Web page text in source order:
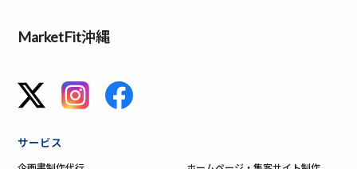
MarketFit沖縄
サービス